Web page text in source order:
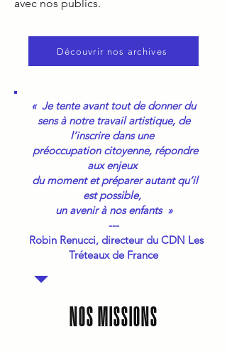
avec nos publics.
Découvrir nos archives
« Je tente avant tout de donner du
sens à notre travail artistique, de
l’inscrire dans une
préoccupation citoyenne, répondre
aux enjeux
du moment et préparer autant qu’il
est possible,
un avenir à nos enfants »
​---
Robin Renucci, directeur du CDN Les
Tréteaux de France
NOS MISSIONS